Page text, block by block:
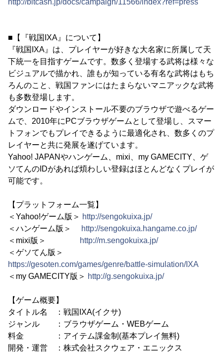
http://bitcash.jp/docs/campaign/11566/index?ref=press
■【『戦国IXA』について】
『戦国IXA』は、プレイヤーが好きな大名家に所属して天
下統一を目指すゲームです。数多く登場する武将は様々な
ビジュアルで描かれ、誰もが知っている有名な武将はもち
ろんのこと、戦国ファンにはたまらないマニアックな武将
も多数登場します。
ダウンロードやインストール不要のブラウザで遊べるゲー
ムで、2010年にPCブラウザゲームとして登場し、スマー
トフォンでもプレイできるように最適化され、数多くのプ
レイヤーと共に発展を遂げています。
Yahoo! JAPANやハンゲーム、mixi、my GAMECITY、ゲ
ソてんのIDがあれば煩わしい登録はほとんどなくプレイが
可能です。
【プラットフォーム一覧】
＜Yahoo!ゲーム版＞ http://sengokuixa.jp/
＜ハンゲーム版＞
http://sengokuixa.hangame.co.jp/
＜mixi版＞
http://m.sengokuixa.jp/
＜ゲソてん版＞
https://gesoten.com/games/genre/battle-simulation/IXA
＜my GAMECITY版＞ http://g.sengokuixa.jp/
【ゲーム概要】
タイトル名 ：戦国IXA(イクサ)
ジャンル ：ブラウザゲーム・WEBゲーム
料金 ：アイテム課金制(基本プレイ無料)
開発・運営 ：株式会社スクウェア・エニックス